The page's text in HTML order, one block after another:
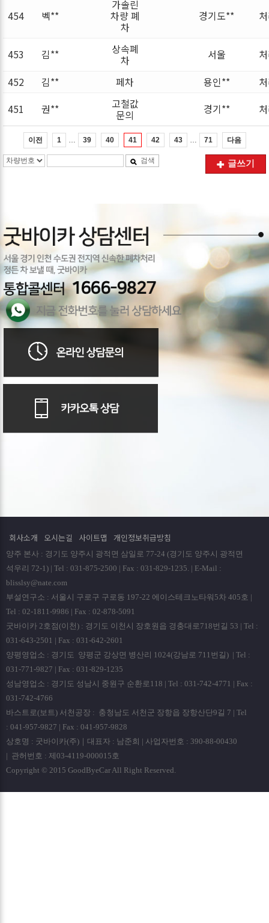
454 벡**
가솔린
차량 폐
차
경기도**
453 김** 상속폐
차 서울
452
김** 페차 용인**
451
권** 고철값
문의 경기**
이전 1 39 40 41 42 43 71 다음
검색 글쓰기
회사소개 오시는길 사이트맵 개인정보취급방침
양주 본사 : 경기도 양주시 광적면 삼일로 77-24 (경기도 양주시 광적면
석우리 72-1) | Tel : 031-875-2500 | Fax : 031-829-1235. | E-Mail :
blisslsy@nate.com
부설연구소 : 서울시 구로구 구로동 197-22 에이스테크노타워5차 405호 |
Tel : 02-1811-9986 | Fax : 02-878-5091
굿바이카 2호점(이천) : 경기도 이천시 장호원읍 경충대로718번길 53 | Tel :
031-643-2501 | Fax : 031-642-2601
양평영업소 : 경기도 양평군 강상면 병산리 1024(강남로 711번길) | Tel :
031-771-9827 | Fax : 031-829-1235
성남영업소 : 경기도 성남시 중원구 순환로118 | Tel : 031-742-4771 | Fax :
031-742-4766
바스트로(보트) 서천공장 : 충청남도 서천군 장항읍 장항산단9길 7 | Tel
: 041-957-9827 | Fax : 041-957-9828
상호명 : 굿바이카(주)｜대표자 : 남준희 | 사업자번호 : 390-88-00430
| 관허번호 : 제03-4119-000015호
Copyright © 2015 GoodByeCar All Right Reserved.